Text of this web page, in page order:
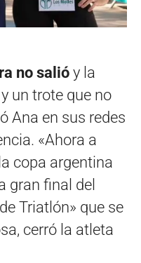
no salió y la
un trote que no
Ana en sus redes
«Ahora a
copa argentina
gran final del
Triatlón» que se
cerró la atleta